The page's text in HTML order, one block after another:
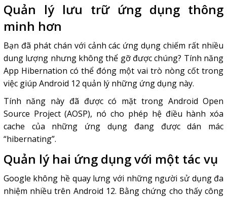
Quản lý lưu trữ ứng dụng thông
minh hơn
Bạn đã phát chán với cảnh các ứng dụng chiếm rất nhiều
dung lượng nhưng không thể gỡ được chúng? Tính năng
App Hibernation có thể đóng một vai trò nòng cốt trong
việc giúp Android 12 quản lý những ứng dụng này.
Tính năng này đã được có mặt trong Android Open
Source Project (AOSP), nó cho phép hệ điều hành xóa
cache của những ứng dụng đang được dán mác
“hibernating”.
Quản lý hai ứng dụng với một tác vụ
Google không hề quay lưng với những người sử dụng đa
nhiệm nhiều trên Android 12. Bằng chứng cho thấy công